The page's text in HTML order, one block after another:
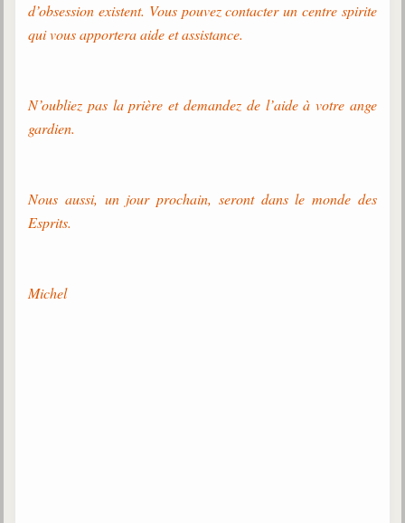
d’obsession existent. Vous pouvez contacter un centre spirite
qui vous apportera aide et assistance.
N’oubliez pas la prière et demandez de l’aide à votre ange
gardien.
Nous aussi, un jour prochain, seront dans le monde des
Esprits.
Michel